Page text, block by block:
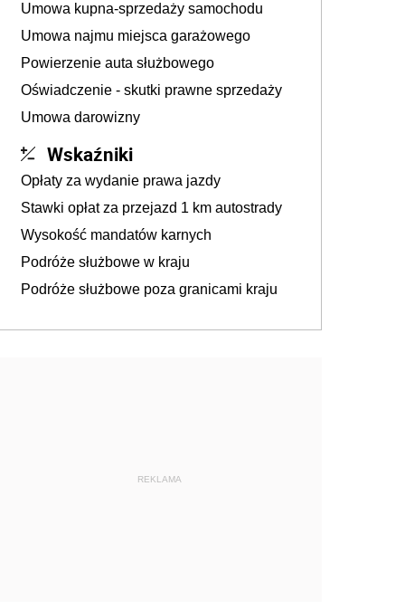
Umowa kupna-sprzedaży samochodu
Umowa najmu miejsca garażowego
Powierzenie auta służbowego
Oświadczenie - skutki prawne sprzedaży
Umowa darowizny
Wskaźniki
Opłaty za wydanie prawa jazdy
Stawki opłat za przejazd 1 km autostrady
Wysokość mandatów karnych
Podróże służbowe w kraju
Podróże służbowe poza granicami kraju
REKLAMA